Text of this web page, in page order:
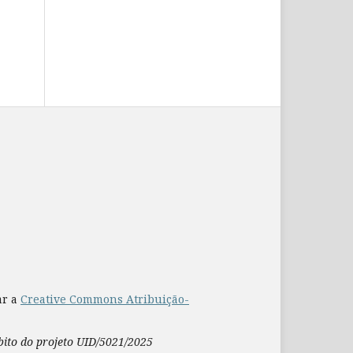
a Creative Commons Atribuição-
do projeto UID/5021/2025